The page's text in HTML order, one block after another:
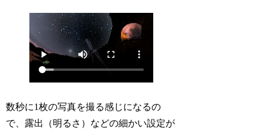
数秒に1枚の写真を撮る感じになるの
で、露出（明るさ）などの細かい設定が